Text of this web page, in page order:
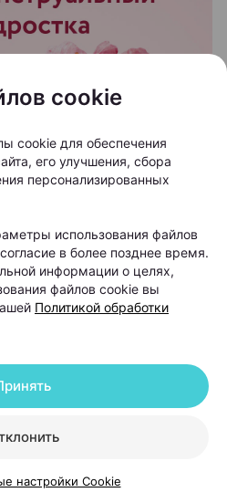
выпадение
и когда
к
cookie
cookie для обеспечения
его улучшения, сбора
персонализированных
использования файлов
в более позднее время.
информации о целях,
файлов cookie вы
Политикой обработки
настройки Cookie